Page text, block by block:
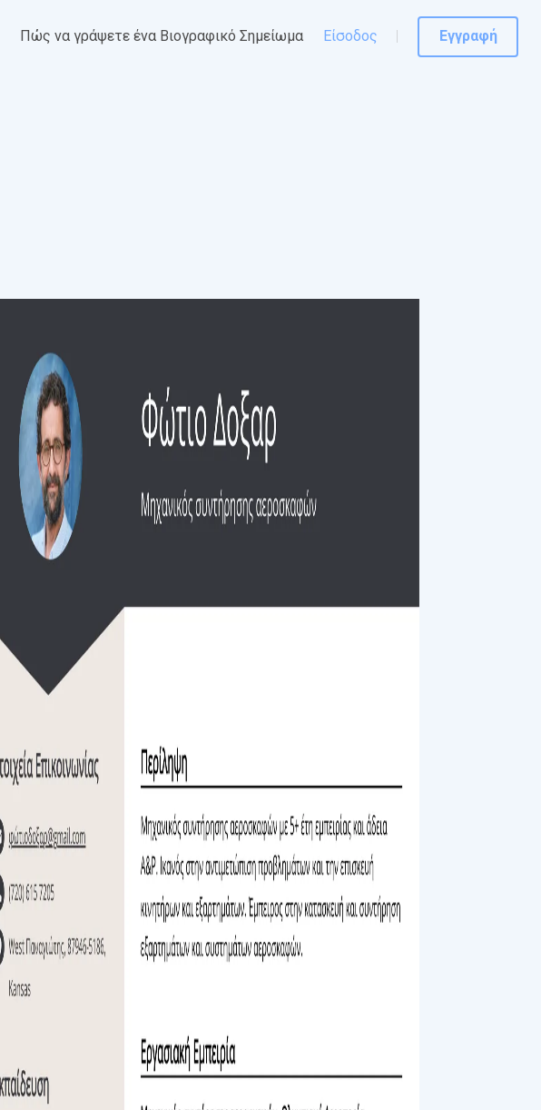
Πώς να γράψετε ένα Βιογραφικό Σημείωμα Είσοδος Εγγραφή